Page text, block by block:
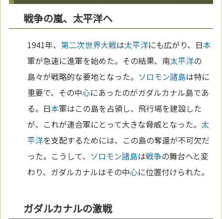
戦争の嵐、太平洋へ
1941年、第二次世界大戦は太平洋にも広がり、日本
軍が急速に進軍を始めた。その結果、南太平洋の
島々が戦略的な要地となった。 ソロモン諸島は特に
重要で、その中心にあったのがガダルカナル島であ
る。日本軍はこの島を占領し、飛行場を建設した
が、これが連合軍にとって大きな脅威となった。 太
平洋を支配するためには、この島の奪還が不可欠だ
った。こうして、 ソロモン諸島は戦争の舞台へと変
わり、ガダルカナルはその中心に位置付けられた。
ガダルカナルの激戦